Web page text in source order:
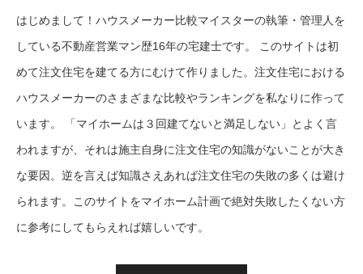
はじめまして！ハウスメーカー比較マイスターの執筆・管理人を
している不動産営業マン歴16年の宅建士です。 このサイトは初
めて注文住宅を建てる方にむけて作りました。注文住宅における
ハウスメーカーのさまざまな比較やランキングを私なりに作って
います。 「マイホームは３回建てないと満足しない」とよく言
われますが、それは施主自身に注文住宅の知識がないことが大き
な要因。逆を言えば知識さえあれば注文住宅の失敗の多くは避け
られます。このサイトをマイホーム計画で絶対失敗したくない方
に参考にしてもらえれば嬉しいです。